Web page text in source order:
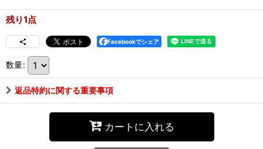
残り1点
Facebookでシェア
数量:
返品特約に関する重要事項
カートに入れる